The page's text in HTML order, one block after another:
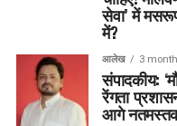
सेवा’ में
में?
आलेख 3
संपादकीय:
रेंगता
आगे